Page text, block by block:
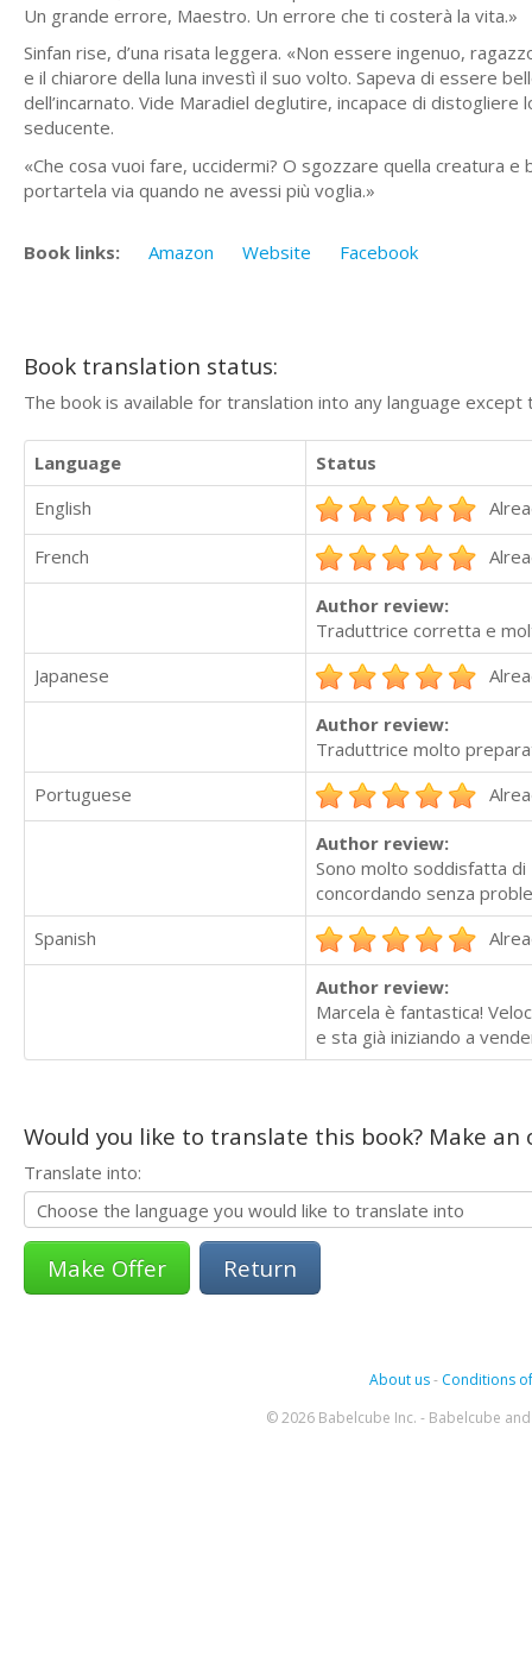
Un grande errore, Maestro. Un errore che ti costerà la vita.»
Sinfan rise, d’una risata leggera. «Non essere ingenuo,
e il chiarore della luna investì il suo volto. Sapeva di essere
dell’incarnato. Vide Maradiel deglutire, incapace di
seducente.
«Che cosa vuoi fare, uccidermi? O sgozzare quella creatura
portartela via quando ne avessi più voglia.»
Book links: Amazon Website Facebook
Book translation status:
The book is available for translation into any language
Language
Status
English
French
Author review:
Traduttrice corretta e
Japanese
Author review:
Traduttrice molto
Portuguese
Author review:
Sono molto soddisfatta
concordando senza
Spanish
Author review:
Marcela è fantastica!
e sta già iniziando a
Would you like to translate this book? Make
Translate into:
Return
About us- Conditions
© 2026 Babelcube Inc. - Babelcube